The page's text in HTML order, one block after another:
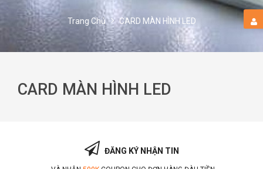
Trang Chủ CARD MÀN HÌNH LED
CARD MÀN HÌNH LED
ĐĂNG KÝ NHẬN TIN